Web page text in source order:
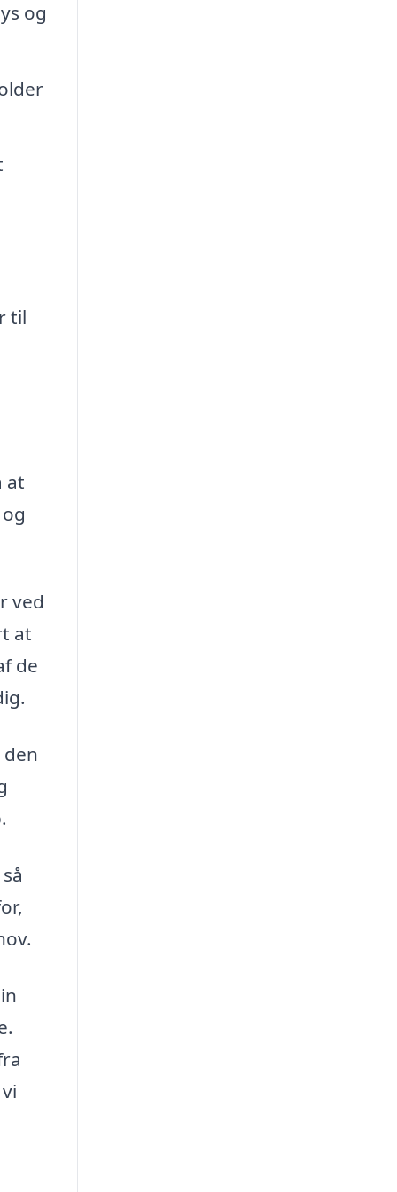
og
til
at
ved
at
de